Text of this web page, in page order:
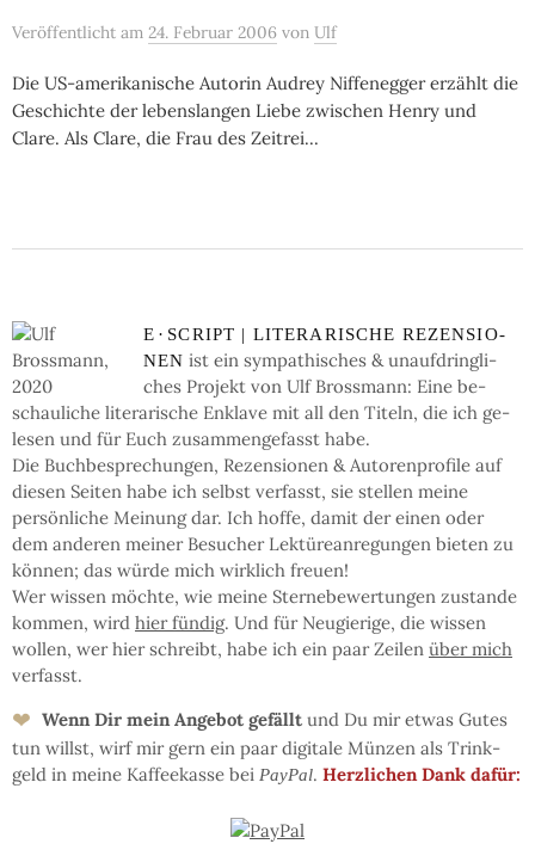
Veröffentlicht am 24. Februar 2006 von Ulf
Die US-ame­ri­ka­ni­sche Autorin Audrey Niffen­egger erzählt die
Geschich­te der lebens­lan­gen Liebe zwi­schen Henry und
Clare. Als Clare, die Frau des Zeitrei...
E · SCRIPT | LI­TE­RA­RI­SCHE RE­ZEN­SIO­
NEN ist ein sym­pa­thi­sches & un­auf­dring­li­
ches Pro­jekt von Ulf Bross­mann: Eine be­
schau­li­che li­te­ra­ri­sche En­kla­ve mit all den Ti­teln, die ich ge­
le­sen und für Euch zu­sam­men­ge­fasst habe.
Die Buch­be­spre­chun­gen, Re­zen­sio­nen & Auto­ren­pro­fi­le auf
die­sen Sei­ten ha­be ich selbst ver­fasst, sie stel­len mei­ne
persön­li­che Mei­nung dar. Ich hof­fe, da­mit der einen oder
dem an­de­ren mei­ner Be­su­cher Lek­türe­an­re­gun­gen bie­ten zu
kön­nen; das wür­de mich wirk­lich freu­en!
Wer wis­sen möchte, wie mei­ne Ster­ne­be­wer­tun­gen zu­stan­de
kom­men, wird hier fün­dig. Und für Neu­gie­ri­ge, die wis­sen
wol­len, wer hier schreibt, ha­be ich ein paar Zei­len über mich
ver­fasst.
❤ Wenn Dir mein An­ge­bot ge­fällt und Du mir et­was Gu­tes
tun willst, wirf mir gern ein paar di­gi­ta­le Mün­zen als Trink­
geld in mei­ne Kaf­fee­kas­se bei PayPal. Herz­li­chen Dank dafür: